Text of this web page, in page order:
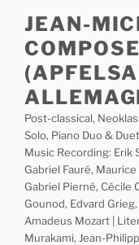
content
JEAN-
Post-classical,
Solo, Piano Duo &
Music Recording: Erik
Gabriel Fauré,
Gabriel Pierné, Cécile
Gounod, Edvard
Amadeus Mozart |
Murakami, Jean-